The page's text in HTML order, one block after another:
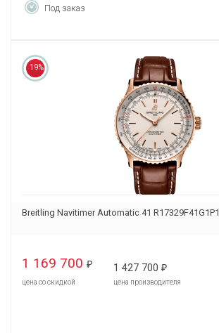
Под заказ
19%
Breitling Navitimer Automatic 41 R17329F41G1P1
1 169 700 ₽
цена со скидкой
1 427 700 ₽
цена производителя